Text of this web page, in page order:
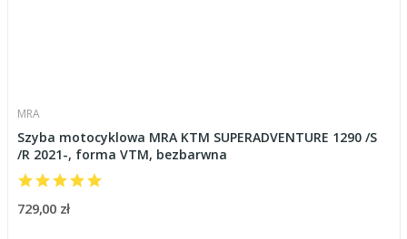
MRA
Szyba motocyklowa MRA KTM SUPERADVENTURE 1290 /S
/R 2021-, forma VTM, bezbarwna
729,00 zł